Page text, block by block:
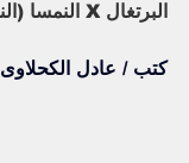
البرتغال X النمسا (النهائي) – 6 مساء
كتب / عادل الكحلاوى